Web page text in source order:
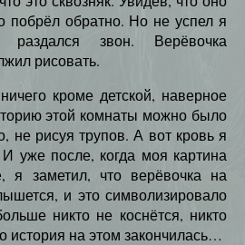
побрёл обратно. Но не успел я
звон. Верёвочка
рисовать.
кроме детской, наверное
этой комнаты можно было
не рисуя трупов. А вот кровь я
уже после, когда моя картина
я заметил, что верёвочка на
и это символизировало
никто не коснётся, никто
история на этом закончилась…